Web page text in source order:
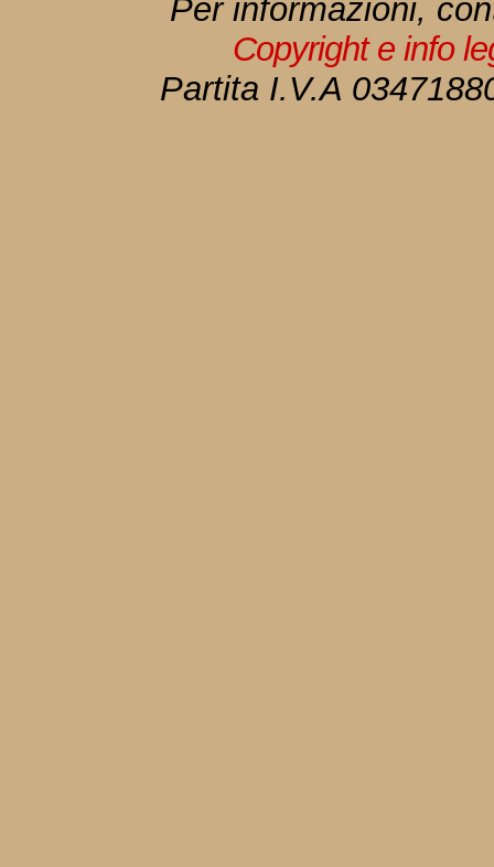
Per informazioni,
Copyright e info
Partita I.V.A